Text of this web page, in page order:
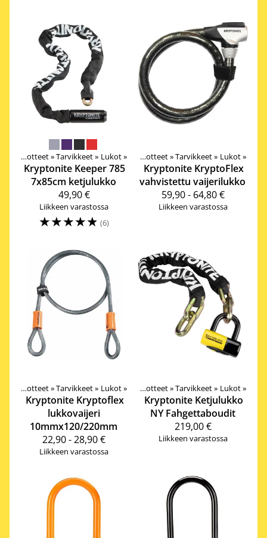
Tuotteet ‪»Tarvikkeet‪» Lukot‪»
Kryptonite Keeper 785
7x85cm ketjulukko
49,90 €
Liikkeen varastossa
☆☆☆☆☆ (6)
Tuotteet ‪»Tarvikkeet‪» Lukot‪»
Kryptonite KryptoFlex
vahvistettu vaijerilukko
59,90 - 64,80 €
Liikkeen varastossa
Tuotteet ‪»Tarvikkeet‪» Lukot‪»
Kryptonite Kryptoflex
lukkovaijeri
10mmx120/220mm
22,90 - 28,90 €
Liikkeen varastossa
Tuotteet ‪»Tarvikkeet‪» Lukot‪»
Kryptonite Ketjulukko
NY Fahgettaboudit
219,00 €
Liikkeen varastossa